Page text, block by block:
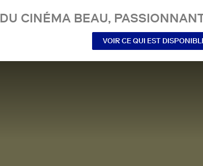
DU CINÉMA BEAU,
VOIR CE QUI EST